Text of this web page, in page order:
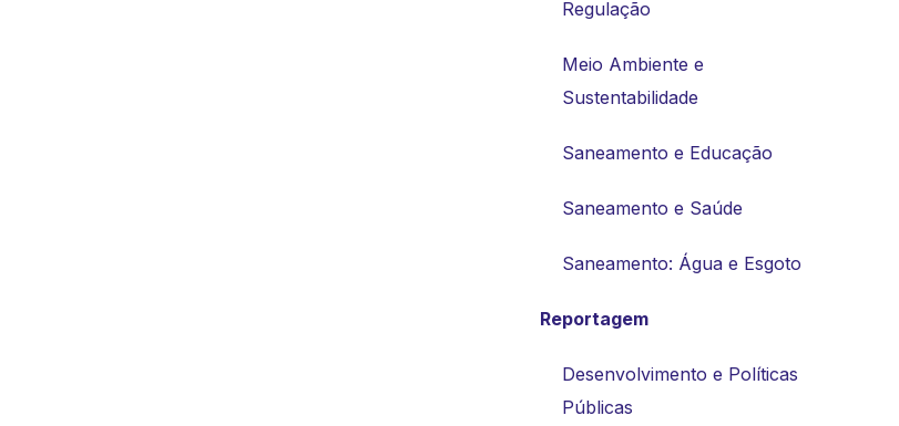
Regulação
Meio Ambiente e
Sustentabilidade
Saneamento e Educação
Saneamento e Saúde
Saneamento: Água e Esgoto
Reportagem
Desenvolvimento e Políticas
Públicas